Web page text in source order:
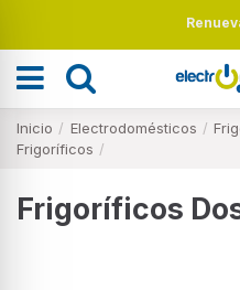
Inicio Electrodomésticos
Frigoríficos
Frigoríficos